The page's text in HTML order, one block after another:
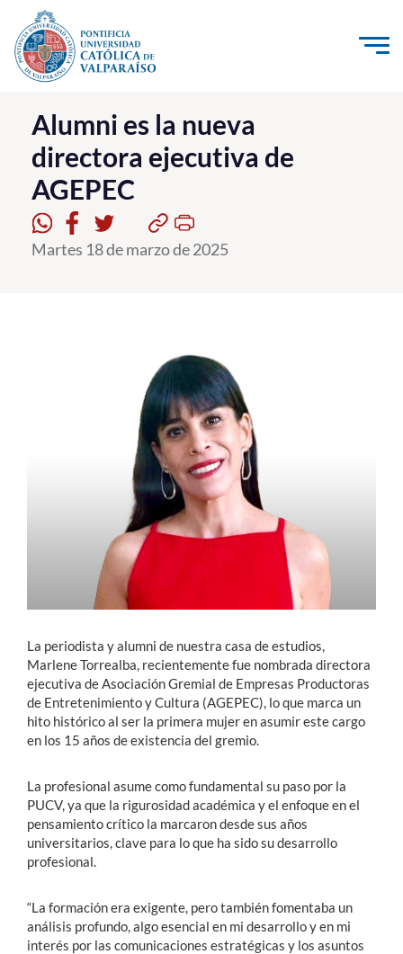
Click acá para ir directamente al contenido
La Universidad
Investigación, Creación e Innovación
PUCV Internacional
Vinculación con el Medio
Alumni es la nueva
directora ejecutiva de
AGEPEC
Martes 18 de marzo de 2025
La periodista y alumni de nuestra casa de estudios,
Marlene Torrealba, recientemente fue nombrada directora
ejecutiva de Asociación Gremial de Empresas Productoras
de Entretenimiento y Cultura (AGEPEC), lo que marca un
hito histórico al ser la primera mujer en asumir este cargo
en los 15 años de existencia del gremio.
La profesional asume como fundamental su paso por la
PUCV, ya que la rigurosidad académica y el enfoque en el
pensamiento crítico la marcaron desde sus años
universitarios, clave para lo que ha sido su desarrollo
profesional.
“La formación era exigente, pero también fomentaba un
análisis profundo, algo esencial en mi desarrollo y en mi
interés por las comunicaciones estratégicas y los asuntos